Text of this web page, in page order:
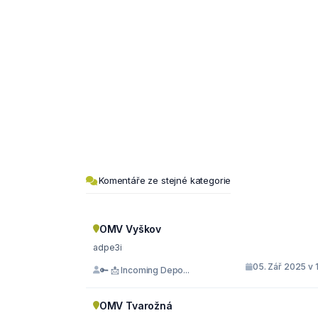
Komentáře ze stejné kategorie
OMV Vyškov
adpe3i
🔑 📩 Incoming Depo... 05. Zář 2025 v
OMV Tvarožná